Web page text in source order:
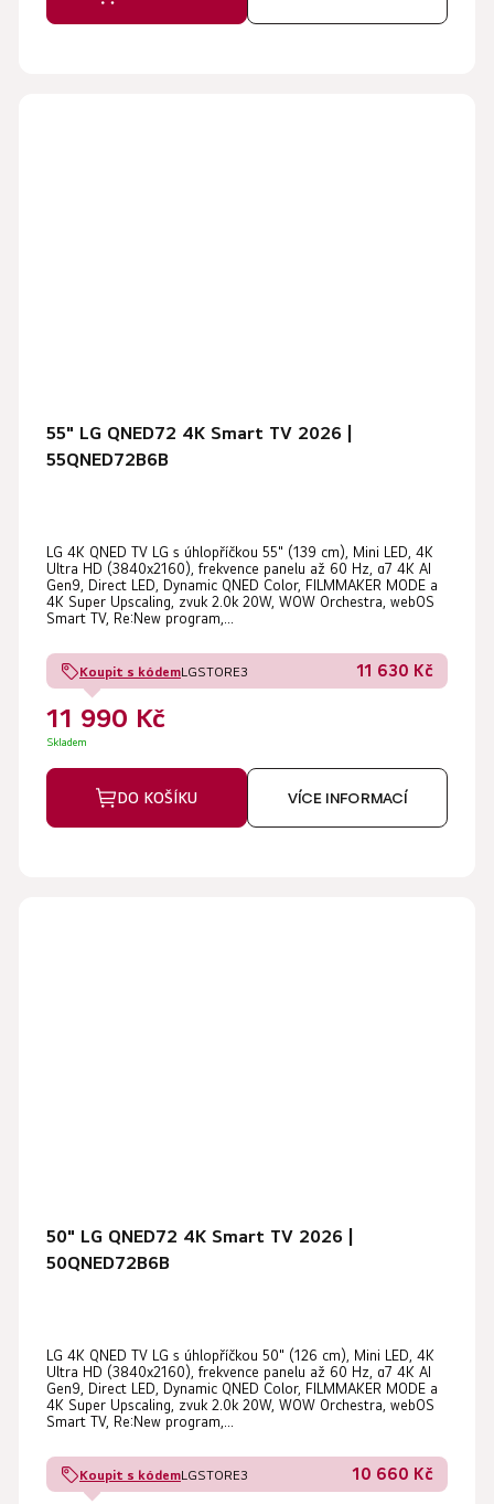
55" LG QNED72 4K Smart TV 2026 |
55QNED72B6B
LG 4K QNED TV LG s úhlopříčkou 55" (139 cm), Mini LED, 4K
Ultra HD (3840x2160), frekvence panelu až 60 Hz, α7 4K AI
Gen9, Direct LED, Dynamic QNED Color, FILMMAKER MODE a
4K Super Upscaling, zvuk 2.0k 20W, WOW Orchestra, webOS
Smart TV, Re:New program,...
Koupit s kódemLGSTORE3 11 630 Kč
11 990 Kč
Skladem
DO KOŠÍKU VÍCE INFORMACÍ
50" LG QNED72 4K Smart TV 2026 |
50QNED72B6B
LG 4K QNED TV LG s úhlopříčkou 50" (126 cm), Mini LED, 4K
Ultra HD (3840x2160), frekvence panelu až 60 Hz, α7 4K AI
Gen9, Direct LED, Dynamic QNED Color, FILMMAKER MODE a
4K Super Upscaling, zvuk 2.0k 20W, WOW Orchestra, webOS
Smart TV, Re:New program,...
Koupit s kódemLGSTORE3 10 660 Kč